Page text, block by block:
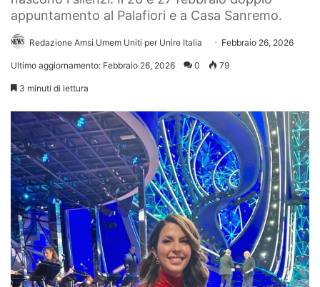
appuntamento al Palafiori e a Casa Sanremo.
Redazione Amsi Umem Uniti per Unire Italia Febbraio 26, 2026
Ultimo aggiornamento: Febbraio 26, 2026 0 79
3 minuti di lettura